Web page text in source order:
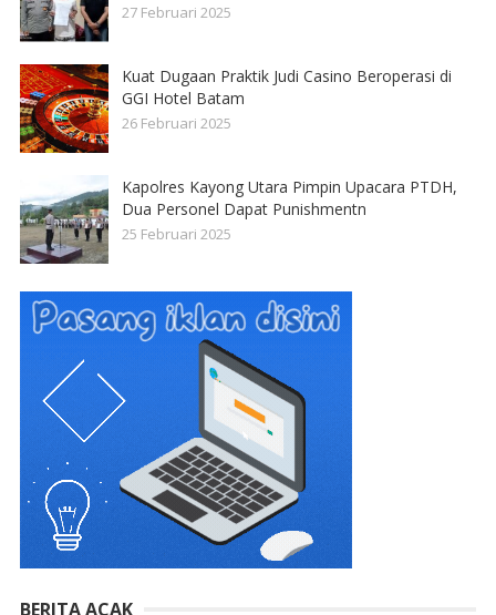
27 Februari 2025
Kuat Dugaan Praktik Judi Casino Beroperasi di
GGI Hotel Batam
26 Februari 2025
Kapolres Kayong Utara Pimpin Upacara PTDH,
Dua Personel Dapat Punishmentn
25 Februari 2025
BERITA ACAK